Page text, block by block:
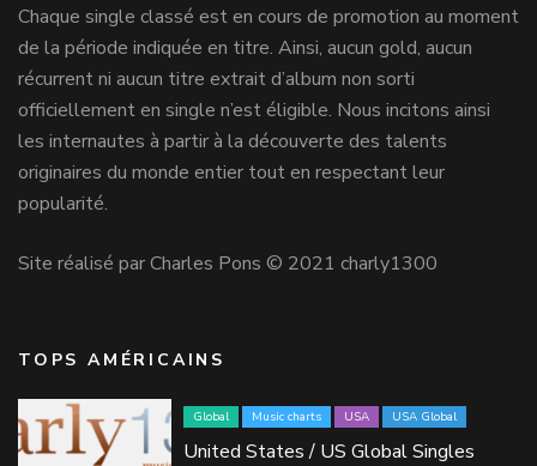
Chaque single classé est en cours de promotion au moment
de la période indiquée en titre. Ainsi, aucun gold, aucun
récurrent ni aucun titre extrait d’album non sorti
officiellement en single n’est éligible. Nous incitons ainsi
les internautes à partir à la découverte des talents
originaires du monde entier tout en respectant leur
popularité.
Site réalisé par Charles Pons © 2021 charly1300
TOPS AMÉRICAINS
Global Music charts USA USA Global
United States / US Global Singles